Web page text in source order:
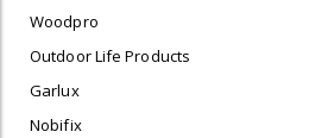
Woodpro
Outdoor Life Products
Garlux
Nobifix